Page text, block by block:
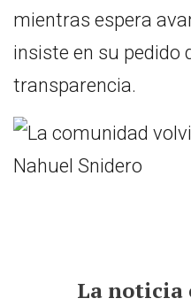
mientras espera
insiste en su pedido
transparencia.
La noticia